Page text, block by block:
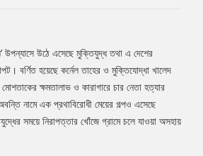
উপন্যাসে উঠে এসেছে মুক্তিযুদ্ধ তথা এ দেশের
বর্ণিত হয়েছে কর্নেল তাহের ও মুক্তিযোদ্ধা খালেদ
ক্ষমতালাভ ও কারাগারে চার নেতা হত্যার
নামে এক প্রথাবিরোধী মেয়ের গল্পও এসেছে
সময়ে নিরাপত্তার খোঁজে গ্রামে চলে যাওয়া অসহায়